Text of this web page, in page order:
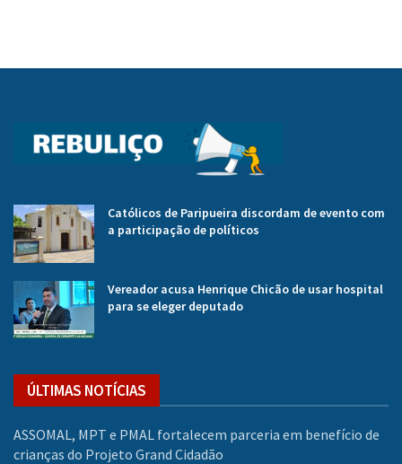
Católicos de Paripueira discordam de evento com
a participação de políticos
Vereador acusa Henrique Chicão de usar hospital
para se eleger deputado
ÚLTIMAS NOTÍCIAS
ASSOMAL, MPT e PMAL fortalecem parceria em benefício de
crianças do Projeto Grand Cidadão